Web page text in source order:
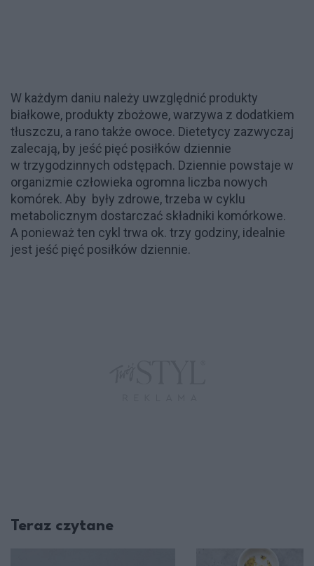
W każdym daniu należy uwzględnić produkty
białkowe, produkty zbożowe, warzywa z dodatkiem
tłuszczu, a rano także owoce. Dietetycy zazwyczaj
zalecają, by jeść pięć posiłków dziennie
w trzygodzinnych odstępach. Dziennie powstaje w
organizmie człowieka ogromna liczba nowych
komórek. Aby były zdrowe, trzeba w cyklu
metabolicznym dostarczać składniki komórkowe.
A ponieważ ten cykl trwa ok. trzy godziny, idealnie
jest jeść pięć posiłków dziennie.
Teraz czytane